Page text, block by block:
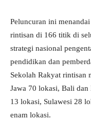
Peluncuran ini
rintisan di 166 titik di
strategi nasional
pendidikan dan
Sekolah Rakyat rintisan
Jawa 70 lokasi, Bali
13 lokasi, Sulawesi 28
enam lokasi.